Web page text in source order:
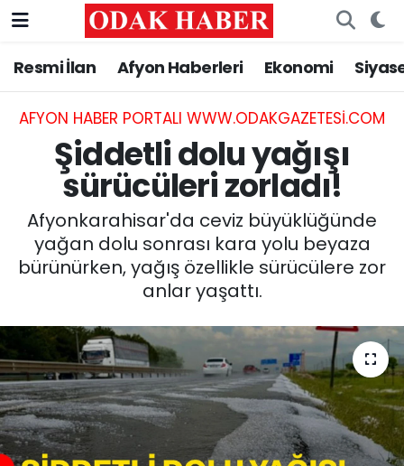
Resmi İlan Afyon Haberleri Ekonomi
AFYON HABER PORTALI WWW.ODAKGAZETESI.COM
Şiddetli dolu yağışı
sürücüleri zorladı!
Afyonkarahisar'da ceviz büyüklüğünde
yağan dolu sonrası kara yolu beyaza
bürünürken, yağış özellikle sürücülere zor
anlar yaşattı.
AFYONKARAHİSAR HABERLERİ
Resmi İlan
ASAYİŞ
SİYASET
MAGAZİN
SAĞLIK
SPOR
Nöbetçi Eczaneler
Hava Durumu
Trafik Durumu
Süper Lig Puan Durumu ve Fikstür
Tüm Manşetler
Son Dakika Haberleri
Haber Arşivi